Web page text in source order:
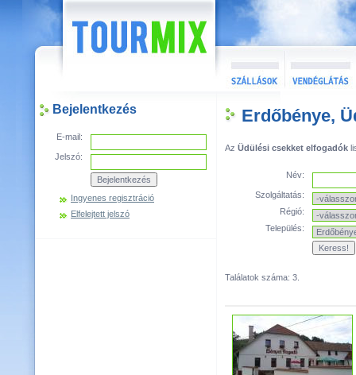
Bejelentkezés
E-mail:
Jelszó:
Ingyenes regisztráció
Elfelejtett jelszó
Erdőbénye,
Az Üdülési csekket elfogadók
Név:
Szolgáltatás:
Régió:
Település:
Találatok száma: 3.